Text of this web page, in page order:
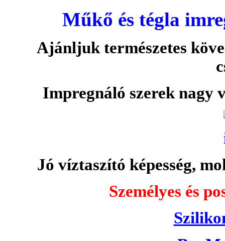
Műkő és tégla
Ajánljuk természetes
Impregnáló szerek
Jó víztaszító képesség,
Személyes és